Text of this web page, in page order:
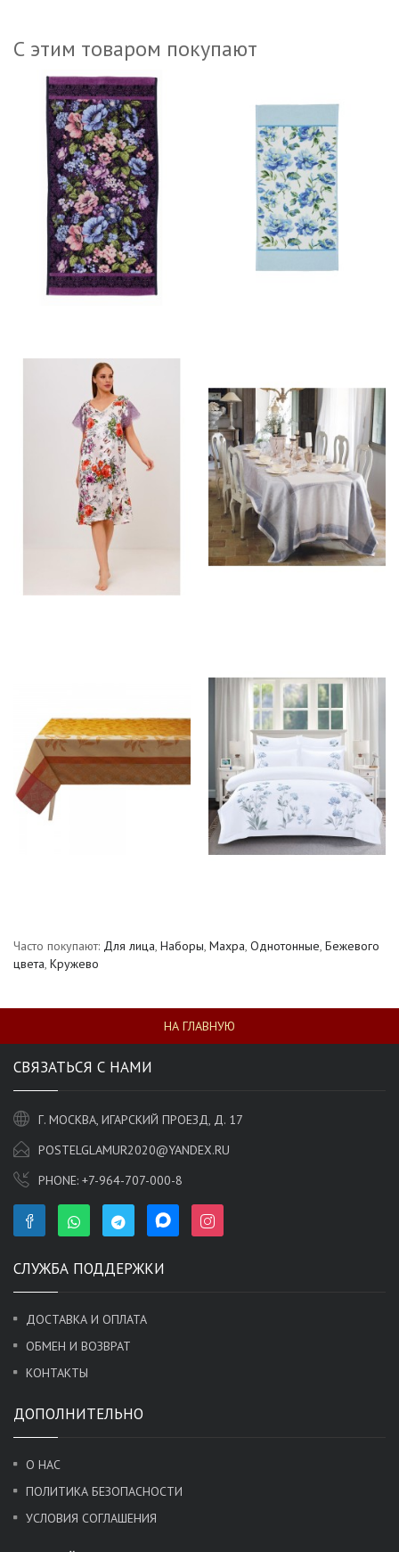
С этим товаром покупают
Часто покупают: Для лица, Наборы, Махра, Однотонные, Бежевого
цвета, Кружево
НА ГЛАВНУЮ
СВЯЗАТЬСЯ С НАМИ
Г. МОСКВА, ИГАРСКИЙ ПРОЕЗД, Д. 17
POSTELGLAMUR2020@YANDEX.RU
PHONE: +7-964-707-000-8
СЛУЖБА ПОДДЕРЖКИ
ДОСТАВКА И ОПЛАТА
ОБМЕН И ВОЗВРАТ
КОНТАКТЫ
ДОПОЛНИТЕЛЬНО
О НАС
ПОЛИТИКА БЕЗОПАСНОСТИ
УСЛОВИЯ СОГЛАШЕНИЯ